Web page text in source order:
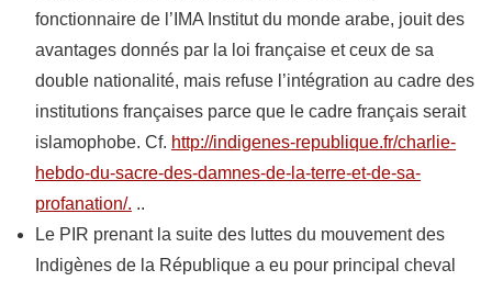
fonctionnaire de l’IMA Institut du monde arabe, jouit des
avantages donnés par la loi française et ceux de sa
double nationalité, mais refuse l’intégration au cadre des
institutions françaises parce que le cadre français serait
islamophobe. Cf. http://indigenes-republique.fr/charlie-
hebdo-du-sacre-des-damnes-de-la-terre-et-de-sa-
profanation/. ..
Le PIR prenant la suite des luttes du mouvement des
Indigènes de la République a eu pour principal cheval